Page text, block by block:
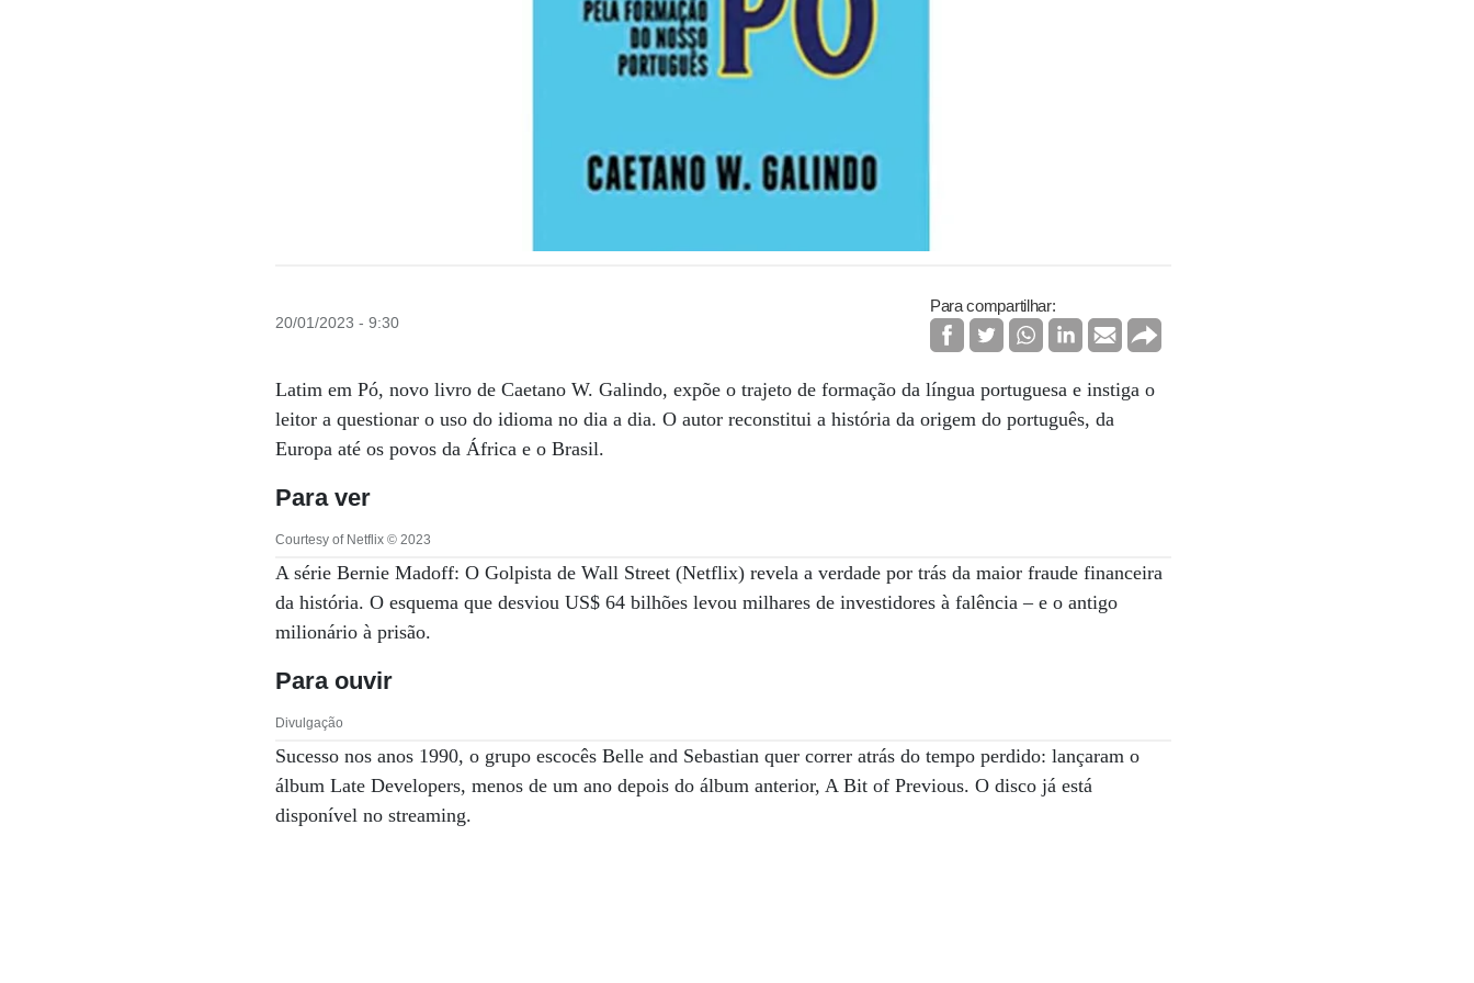
20/01/2023 - 9:30
Para compartilhar:
Latim em Pó, novo livro de Caetano W. Galindo, expõe o trajeto de formação da língua portuguesa e instiga o
leitor a questionar o uso do idioma no dia a dia. O autor reconstitui a história da origem do português, da
Europa até os povos da África e o Brasil.
Para ver
Courtesy of Netflix © 2023
A série Bernie Madoff: O Golpista de Wall Street (Netflix) revela a verdade por trás da maior fraude financeira
da história. O esquema que desviou US$ 64 bilhões levou milhares de investidores à falência – e o antigo
milionário à prisão.
Para ouvir
Divulgação
Sucesso nos anos 1990, o grupo escocês Belle and Sebastian quer correr atrás do tempo perdido: lançaram o
álbum Late Developers, menos de um ano depois do álbum anterior, A Bit of Previous. O disco já está
disponível no streaming.